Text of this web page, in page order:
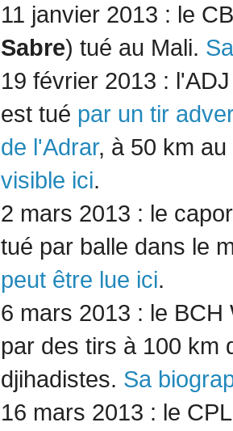
11 janvier 2013 : le
Sabre) tué au Mali.
19 février 2013 :
est tué par un tir
de l'Adrar, à 50 km
visible ici.
2 mars 2013 : le
tué par balle dans le
peut être lue ici.
6 mars 2013 : le BCH
par des tirs à 100 km
djihadistes. Sa
16 mars 2013 : le